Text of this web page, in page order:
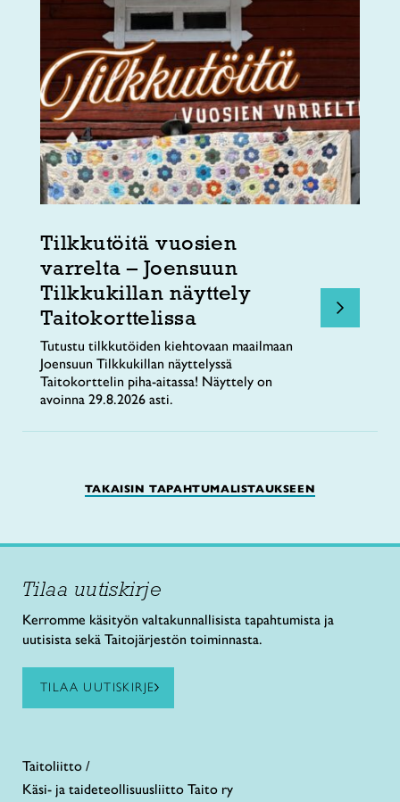
Tilkkutöitä vuosien
varrelta – Joensuun
Tilkkukillan näyttely
Taitokorttelissa
Tutustu tilkkutöiden kiehtovaan maailmaan
Joensuun Tilkkukillan näyttelyssä
Taitokorttelin piha-aitassa! Näyttely on
avoinna 29.8.2026 asti.
TAKAISIN TAPAHTUMALISTAUKSEEN
Tilaa uutiskirje
Kerromme käsityön valtakunnallisista tapahtumista ja
uutisista sekä Taitojärjestön toiminnasta.
TILAA UUTISKIRJE
Taitoliitto /
Käsi- ja taideteollisuusliitto Taito ry